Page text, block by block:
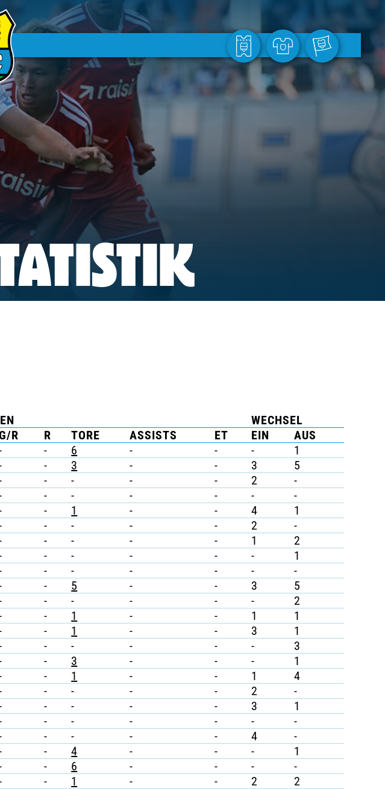
WECHSEL
G/R R TORE ASSISTS ET EIN
AUS
- 6 - - -
1
- 3 - - 3
5
- - - - 2
-
- - - - -
-
- 1 - - 4
1
- - - - 2
-
- - - - 1
2
- - - - -
1
- - - - -
-
- 5 - - 3
5
- - - - -
2
- 1 - - 1
1
- 1 - - 3
1
- - - - -
3
- 3 - - -
1
- 1 - - 1
4
- - - - 2
-
- - - - 3
1
- - - - -
-
- - - - 4
-
- 4 - - -
1
- 6 - - -
-
- 1 - - 2 2